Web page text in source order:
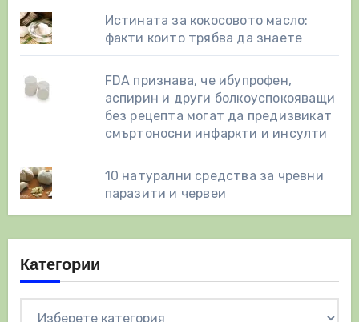
Истината за кокосовото масло:
факти които трябва да знаете
FDA признава, че ибупрофен,
аспирин и други болкоуспокояващи
без рецепта могат да предизвикат
смъртоносни инфаркти и инсулти
10 натурални средства за чревни
паразити и червеи
Категории